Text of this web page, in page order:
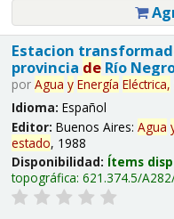
Estacion
provincia deRío
por Agua y Energía Eléctrica,
Idioma: Español
Editor: Buenos Aires: Agua
estado, 1988
Disponibilidad: Ítems
topográfica: 621.374.5/